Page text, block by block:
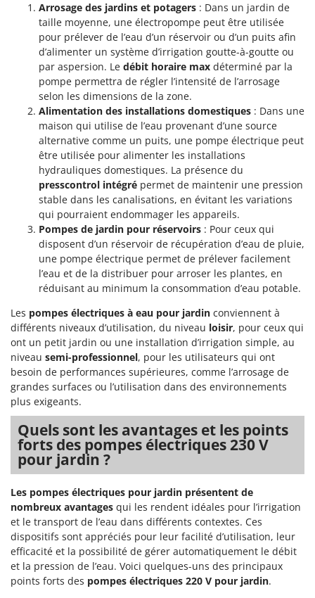
Arrosage des jardins et potagers : Dans un jardin de
taille moyenne, une électropompe peut être utilisée
pour prélever de l’eau d’un réservoir ou d’un puits afin
d’alimenter un système d’irrigation goutte-à-goutte ou
par aspersion. Le débit horaire max déterminé par la
pompe permettra de régler l’intensité de l’arrosage
selon les dimensions de la zone.
Alimentation des installations domestiques : Dans une
maison qui utilise de l’eau provenant d’une source
alternative comme un puits, une pompe électrique peut
être utilisée pour alimenter les installations
hydrauliques domestiques. La présence du
presscontrol intégré permet de maintenir une pression
stable dans les canalisations, en évitant les variations
qui pourraient endommager les appareils.
Pompes de jardin pour réservoirs : Pour ceux qui
disposent d’un réservoir de récupération d’eau de pluie,
une pompe électrique permet de prélever facilement
l’eau et de la distribuer pour arroser les plantes, en
réduisant au minimum la consommation d’eau potable.
Les pompes électriques à eau pour jardin conviennent à
différents niveaux d’utilisation, du niveau loisir, pour ceux qui
ont un petit jardin ou une installation d’irrigation simple, au
niveau semi-professionnel, pour les utilisateurs qui ont
besoin de performances supérieures, comme l’arrosage de
grandes surfaces ou l’utilisation dans des environnements
plus exigeants.
Quels sont les avantages et les points
forts des pompes électriques 230 V
pour jardin ?
Les pompes électriques pour jardin présentent de
nombreux avantages qui les rendent idéales pour l’irrigation
et le transport de l’eau dans différents contextes. Ces
dispositifs sont appréciés pour leur facilité d’utilisation, leur
efficacité et la possibilité de gérer automatiquement le débit
et la pression de l’eau. Voici quelques-uns des principaux
points forts des pompes électriques 220 V pour jardin.